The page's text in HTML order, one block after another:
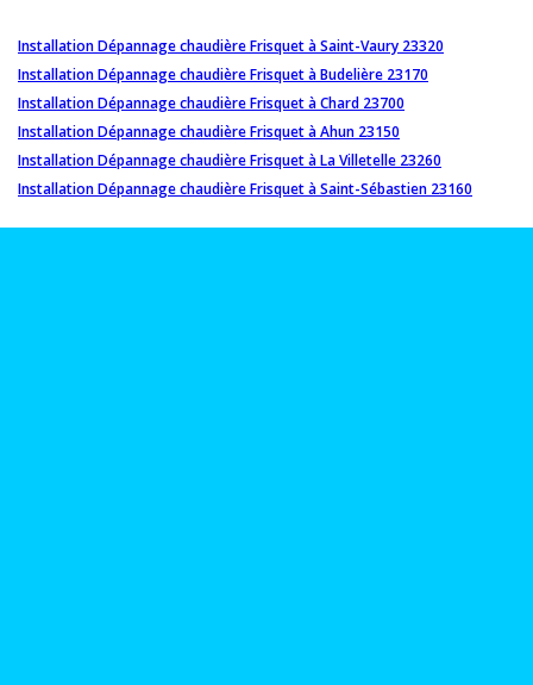
Installation Dépannage chaudière Frisquet à Saint-Vaury 23320
Installation Dépannage chaudière Frisquet à Budelière 23170
Installation Dépannage chaudière Frisquet à Chard 23700
Installation Dépannage chaudière Frisquet à Ahun 23150
Installation Dépannage chaudière Frisquet à La Villetelle 23260
Installation Dépannage chaudière Frisquet à Saint-Sébastien 23160